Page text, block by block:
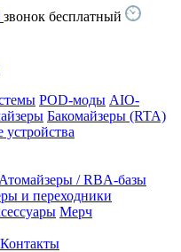
звонок бесплатный
POD-моды AIO-
Бакомайзеры (RTA)
устройства
Атомайзеры / RBA-базы
и переходники
Мерч
Контакты